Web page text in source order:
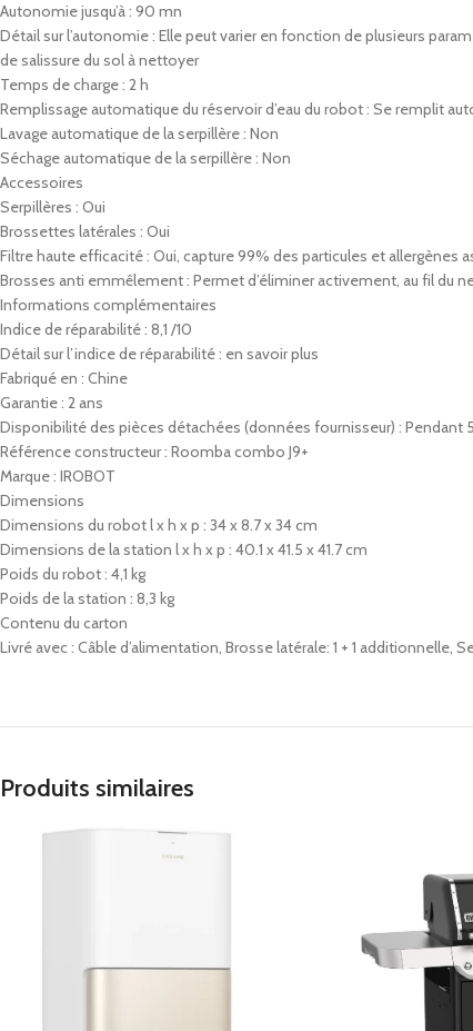
Autonomie jusqu’à : 90 mn
Détail sur l’autonomie : Elle peut varier en fonction de plusieurs
de salissure du sol à nettoyer
Temps de charge : 2 h
Remplissage automatique du réservoir d’eau du robot : Se remplit
Lavage automatique de la serpillère : Non
Séchage automatique de la serpillère : Non
Accessoires
Serpillères : Oui
Brossettes latérales : Oui
Filtre haute efficacité : Oui, capture 99% des particules et allergènes
Brosses anti emmêlement : Permet d’éliminer activement, au fil du
Informations complémentaires
Indice de réparabilité : 8,1 /10
Détail sur l’indice de réparabilité : en savoir plus
Fabriqué en : Chine
Garantie : 2 ans
Disponibilité des pièces détachées (données fournisseur) :
Référence constructeur : Roomba combo J9+
Marque : IROBOT
Dimensions
Dimensions du robot l x h x p : 34 x 8.7 x 34 cm
Dimensions de la station l x h x p : 40.1 x 41.5 x 41.7 cm
Poids du robot : 4,1 kg
Poids de la station : 8,3 kg
Contenu du carton
Livré avec : Câble d’alimentation, Brosse latérale: 1 + 1 additionnelle,
Produits similaires